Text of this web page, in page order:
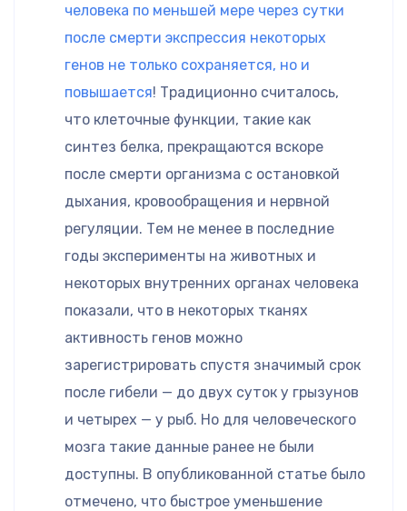
человека по меньшей мере через сутки
после смерти экспрессия некоторых
генов не только сохраняется, но и
повышается! Традиционно считалось,
что клеточные функции, такие как
синтез белка, прекращаются вскоре
после смерти организма с остановкой
дыхания, кровообращения и нервной
регуляции. Тем не менее в последние
годы эксперименты на животных и
некоторых внутренних органах человека
показали, что в некоторых тканях
активность генов можно
зарегистрировать спустя значимый срок
после гибели — до двух суток у грызунов
и четырех — у рыб. Но для человеческого
мозга такие данные ранее не были
доступны. В опубликованной статье было
отмечено, что быстрое уменьшение